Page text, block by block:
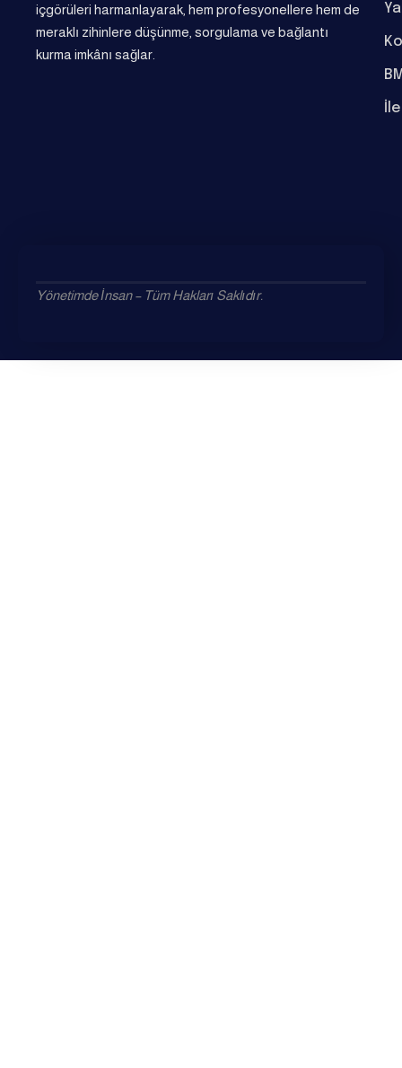
içgörüleri harmanlayarak, hem profesyonellere hem de
meraklı zihinlere düşünme, sorgulama ve bağlantı
kurma imkânı sağlar.
Yönetimde İnsan – Tüm Hakları Saklıdır.